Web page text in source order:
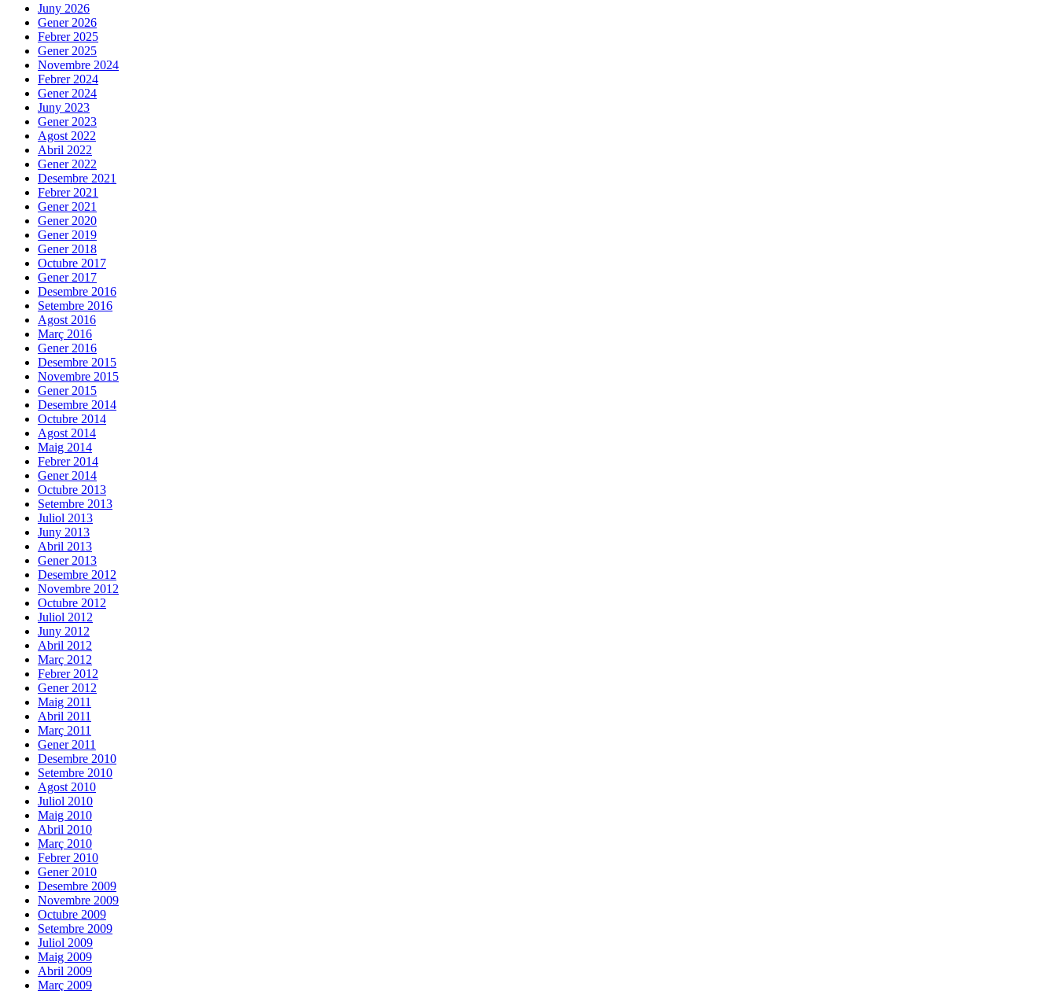
Juny 2026
Gener 2026
Febrer 2025
Gener 2025
Novembre 2024
Febrer 2024
Gener 2024
Juny 2023
Gener 2023
Agost 2022
Abril 2022
Gener 2022
Desembre 2021
Febrer 2021
Gener 2021
Gener 2020
Gener 2019
Gener 2018
Octubre 2017
Gener 2017
Desembre 2016
Setembre 2016
Agost 2016
Març 2016
Gener 2016
Desembre 2015
Novembre 2015
Gener 2015
Desembre 2014
Octubre 2014
Agost 2014
Maig 2014
Febrer 2014
Gener 2014
Octubre 2013
Setembre 2013
Juliol 2013
Juny 2013
Abril 2013
Gener 2013
Desembre 2012
Novembre 2012
Octubre 2012
Juliol 2012
Juny 2012
Abril 2012
Març 2012
Febrer 2012
Gener 2012
Maig 2011
Abril 2011
Març 2011
Gener 2011
Desembre 2010
Setembre 2010
Agost 2010
Juliol 2010
Maig 2010
Abril 2010
Març 2010
Febrer 2010
Gener 2010
Desembre 2009
Novembre 2009
Octubre 2009
Setembre 2009
Juliol 2009
Maig 2009
Abril 2009
Març 2009